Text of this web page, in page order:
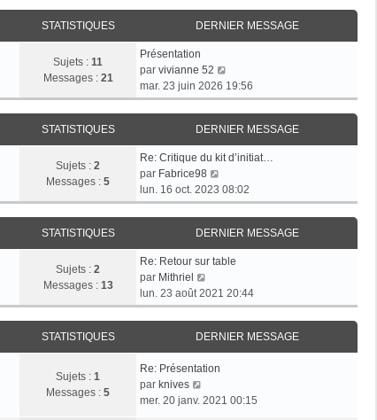
s
s
a
e
e
r
m
s
s
a
e
e
r
n
e
r
m
s
s
a
g
e
r
l
e
e
r
n
e
r
m
e
s
s
a
g
e
STATISTIQUES DERNIER MESSAGE
Sujets : 11
Messages : 21
Présentation
par vivianne 52
o
i
r
l
e
d
r
i
r
e
s
s
a
g
mar. 23 juin 2026 19:56
STATISTIQUES DERNIER MESSAGE
Sujets : 2
Messages : 5
Re: Critique du kit d’initiat…
par Fabrice98
o
i
r
l
e
d
r
i
e
lun. 16 oct. 2023 08:02
STATISTIQUES DERNIER MESSAGE
Sujets : 2
Messages : 13
Re: Retour sur table
par Mithriel
o
i
r
l
e
d
r
lun. 23 août 2021 20:44
STATISTIQUES DERNIER MESSAGE
Sujets : 1
Messages : 5
Re: Présentation
par knives
o
mer. 20 janv. 2021 00:15